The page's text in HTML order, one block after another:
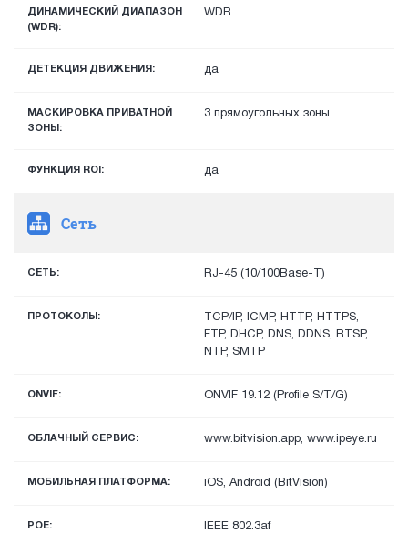
ДИНАМИЧЕСКИЙ ДИАПАЗОН
(WDR):
WDR
ДЕТЕКЦИЯ ДВИЖЕНИЯ: да
МАСКИРОВКА ПРИВАТНОЙ
ЗОНЫ:
3 прямоугольных зоны
ФУНКЦИЯ ROI: да
Сеть
СЕТЬ: RJ-45 (10/100Base-T)
ПРОТОКОЛЫ:
TCP/IP, ICMP, HTTP, HTTPS,
FTP, DHCP, DNS, DDNS, RTSP,
NTP, SMTP
ONVIF: ONVIF 19.12 (Profile S/T/G)
ОБЛАЧНЫЙ СЕРВИС: www.bitvision.app, www.ipeye.ru
МОБИЛЬНАЯ ПЛАТФОРМА: iOS, Android (BitVision)
POE: IEEE 802.3af